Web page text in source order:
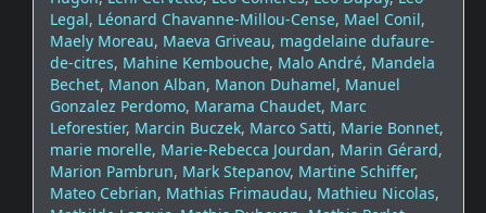
Legal, Léonard Chavanne-Millou-Cense, Mael Conil,
Maely Moreau, Maeva Griveau, magdelaine dufaure-
de-citres, Mahine Kembouche, Malo André, Mandela
Bechet, Manon Alban, Manon Duhamel, Manuel
Gonzalez Perdomo, Marama Chaudet, Marc
Leforestier, Marcin Buczek, Marco Satti, Marie Bonnet,
marie morelle, Marie-Rebecca Jourdan, Marin Gérard,
Marion Pambrun, Mark Stepanov, Martine Schiffer,
Mateo Cebrian, Mathias Frimaudau, Mathieu Nicolas,